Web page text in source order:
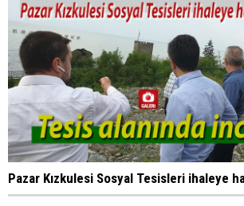
Pazar Kızkulesi Sosyal Tesisleri ihaleye